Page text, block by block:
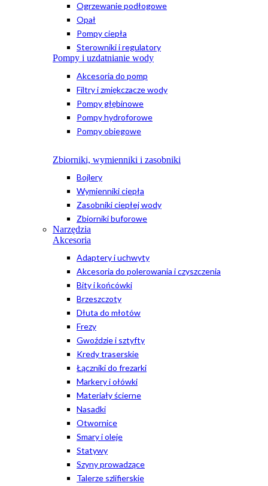
Ogrzewanie podłogowe
Opał
Pompy ciepła
Sterowniki i regulatory
Pompy i uzdatnianie wody
Akcesoria do pomp
Filtry i zmiękczacze wody
Pompy głębinowe
Pompy hydroforowe
Pompy obiegowe
Zbiorniki, wymienniki i zasobniki
Bojlery
Wymienniki ciepła
Zasobniki ciepłej wody
Zbiorniki buforowe
Narzędzia
Akcesoria
Adaptery i uchwyty
Akcesoria do polerowania i czyszczenia
Bity i końcówki
Brzeszczoty
Dłuta do młotów
Frezy
Gwoździe i sztyfty
Kredy traserskie
Łączniki do frezarki
Markery i ołówki
Materiały ścierne
Nasadki
Otwornice
Smary i oleje
Statywy
Szyny prowadzące
Talerze szlifierskie